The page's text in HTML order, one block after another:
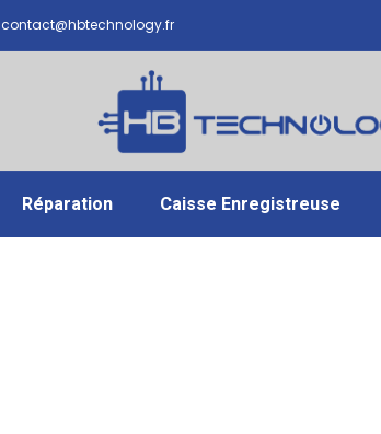
contact@hbtechnology.fr
Réparation Caisse Enregistreuse